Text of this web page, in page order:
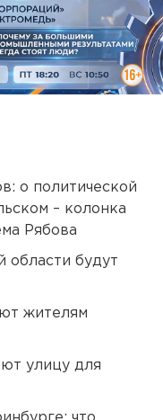
о политической
– колонка
Рябова
области будут
жителям
улицу для